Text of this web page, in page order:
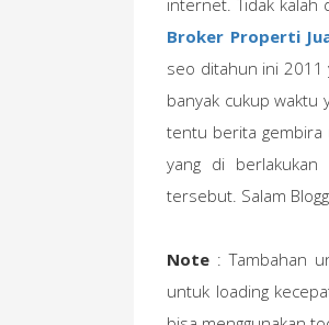
internet. Tidak kalah
Broker Properti
seo ditahun ini 2011
banyak cukup waktu
tentu berita gembira
yang di berlakukan
tersebut. Salam
Note : Tambahan
untuk loading